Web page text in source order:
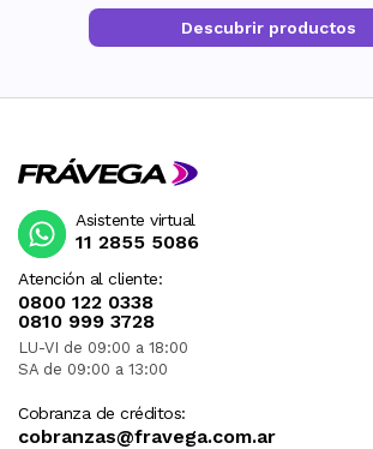
Descubrir productos
Atención al cliente:
0800 122 0338
0810 999 3728
LU-VI de 09:00 a 18:00
SA de 09:00 a 13:00
Cobranza de créditos:
cobranzas@fravega.com.ar
Asistente virtual
11 2855 5086